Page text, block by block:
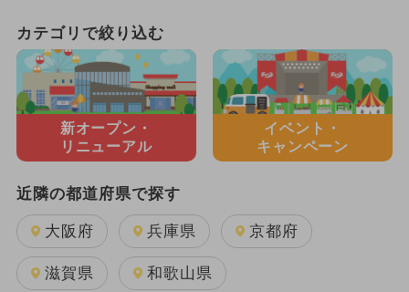
カテゴリで絞り込む
新オープン・
リニューアル
イベント・
キャンペーン
近隣の都道府県で探す
大阪府 兵庫県 京都府
滋賀県 和歌山県